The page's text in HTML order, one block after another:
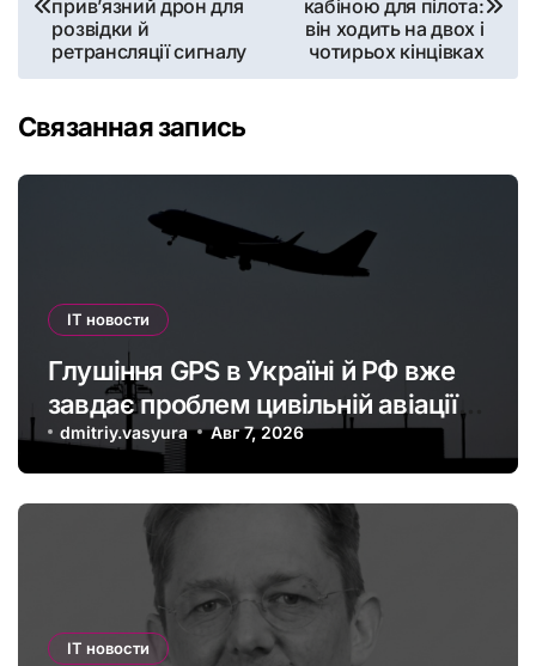
записям
прив’язний дрон для
розвідки й
ретрансляції сигналу
кабіною для пілота:
він ходить на двох і
чотирьох кінцівках
Связанная запись
IT новости
Глушіння GPS в Україні й РФ вже
завдає проблем цивільній авіації в
Європі: наскільки це небезпечно
dmitriy.vasyura Авг 7, 2026
IT новости